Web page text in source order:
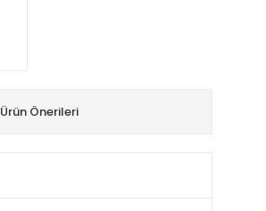
Ürün Önerileri